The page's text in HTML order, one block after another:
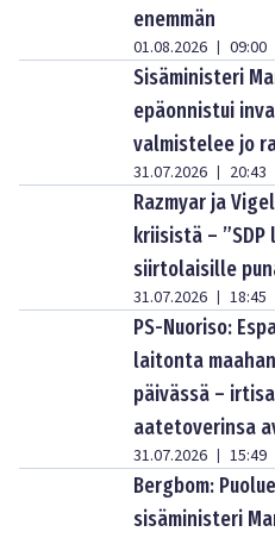
enemmän
01.08.2026 | 09:00
Sisäministeri
epäonnistui
valmistelee jo
31.07.2026 | 20:43
Razmyar ja
kriisistä –
siirtolaisille
31.07.2026 | 18:45
PS-Nuoriso:
laitonta
päivässä –
aatetoverinsa
31.07.2026 | 15:49
Bergbom:
sisäministeri